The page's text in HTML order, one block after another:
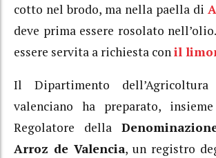
cotto nel brodo, ma nella paella di
deve prima essere rosolato
essere servita a richiesta conil
Il Dipartimento
valenciano ha preparato,
Regolatore della
Arroz de Valencia, un registro